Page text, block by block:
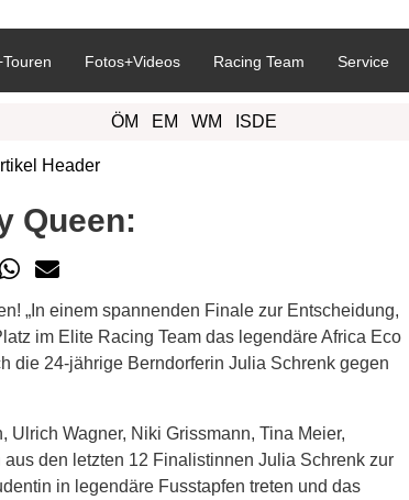
Fotos+Videos Racing Team Service
ÖM EM WM ISDE
Queen:
„In einem spannenden Finale zur Entscheidung,
im Elite Racing Team das legendäre Africa Eco
die 24-jährige Berndorferin Julia Schrenk gegen
Ulrich Wagner, Niki Grissmann, Tina Meier,
den letzten 12 Finalistinnen Julia Schrenk zur
in legendäre Fusstapfen treten und das